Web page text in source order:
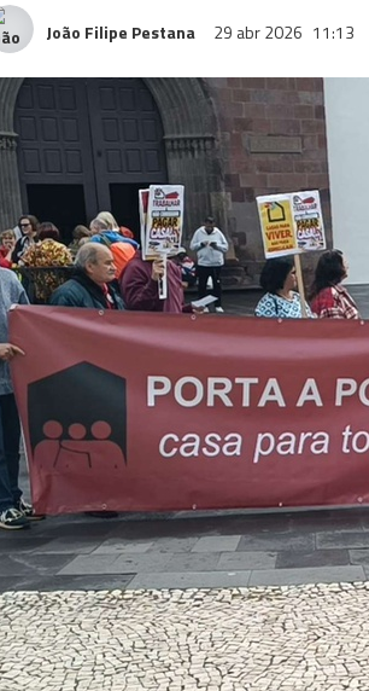
João Filipe Pestana 29 abr 2026 11:13